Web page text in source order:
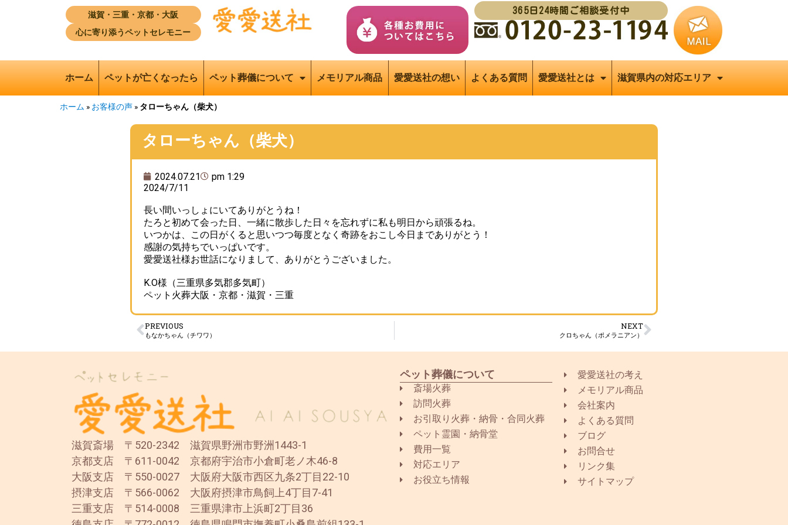
滋賀・三重・京都・大阪
心に寄り添うペットセレモニー
365日24時間ご相談受付中
ホーム ペットが亡くなったら ペット葬儀について メモリアル商品 愛愛送社の想い よくある質問 愛愛送社とは 滋賀県内の対応エリア
ホーム » お客様の声 » タローちゃん（柴犬）
タローちゃん（柴犬）
2024.07.21
pm 1:29
2024/7/11
長い間いっしょにいてありがとうね！
たろと初めて会った日、一緒に散歩した日々を忘れずに私も明日から頑張るね。
いつかは、この日がくると思いつつ毎度となく奇跡をおこし今日までありがとう！
感謝の気持ちでいっぱいです。
愛愛送社様お世話になりまして、ありがとうございました。
K.O様（三重県多気郡多気町）
ペット火葬大阪・京都・滋賀・三重
PREVIOUS
もなかちゃん（チワワ）
NEXT
クロちゃん（ポメラニアン）
滋賀斎場 〒520-2342 滋賀県野洲市野洲1443-1
京都支店 〒611-0042 京都府宇治市小倉町老ノ木46-8
大阪支店 〒550-0027 大阪府大阪市西区九条2丁目22-10
摂津支店 〒566-0062 大阪府摂津市鳥飼上4丁目7-41
三重支店 〒514-0008 三重県津市上浜町2丁目36
ペット葬儀について
斎場火葬
訪問火葬
お引取り火葬・納骨・合同火葬
ペット霊園・納骨堂
費用一覧
対応エリア
お役立ち情報
愛愛送社の考え
メモリアル商品
会社案内
よくある質問
ブログ
お問合せ
リンク集
サイトマップ